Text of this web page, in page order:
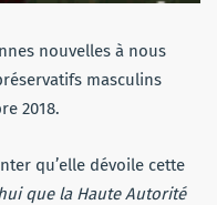
nouvelles à nous
masculins
2018.
qu’elle dévoile cette
que la Haute Autorité